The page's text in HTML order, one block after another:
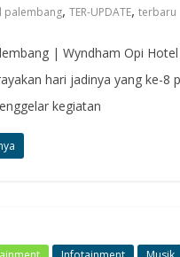
palembang, TER-UPDATE, terbaru
| Wyndham Opi Hotel
hari jadinya yang ke-8
kegiatan